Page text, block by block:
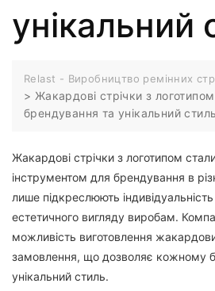
унікальний
Relast - Виробництво ремінних
> Жакардові стрічки з
брендування та унікальний стиль
Жакардові стрічки з логотипом
інструментом для брендування в
лише підкреслюють
естетичного вигляду виробам.
можливість виготовлення
замовлення, що дозволяє кожному
унікальний стиль.